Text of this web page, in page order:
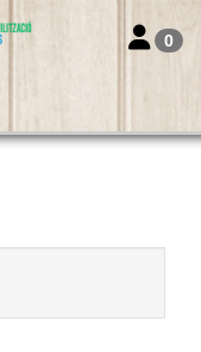
Toggle
0